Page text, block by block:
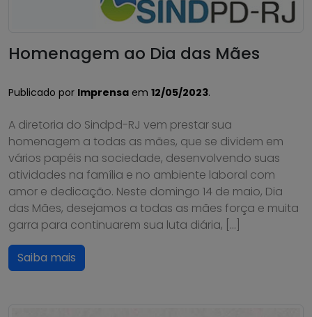
Homenagem ao Dia das Mães
Publicado por Imprensa em 12/05/2023.
A diretoria do Sindpd-RJ vem prestar sua
homenagem a todas as mães, que se dividem em
vários papéis na sociedade, desenvolvendo suas
atividades na família e no ambiente laboral com
amor e dedicação. Neste domingo 14 de maio, Dia
das Mães, desejamos a todas as mães força e muita
garra para continuarem sua luta diária, […]
Saiba mais